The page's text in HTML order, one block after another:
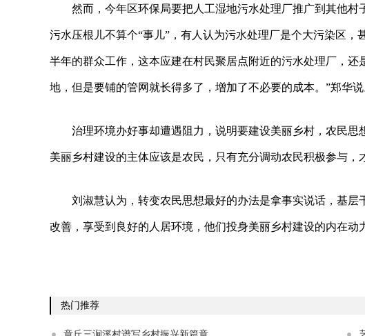
然而，今年区环保局要把人工湿地污水处理厂推广到其他
污水压根儿不算个“事儿”，有人认为污水处理厂是个大污染区
半年的群众工作，这本应建在村民聚居点附近的污水处理厂，
地，但是要铺的管网就长得多了，增加了不必要的成本。”郑华说
治理环境办好事却遭遇阻力，说明要建设美丽乡村，农民思
美丽乡村建设的主体应该是农民，只有充分调动农民积极参与，
刘淑慧认为，转变农民思想最好的办法是拿事实说话，基
改善，享受到良好的人居环境，他们投身美丽乡村建设的内在动
热门推荐